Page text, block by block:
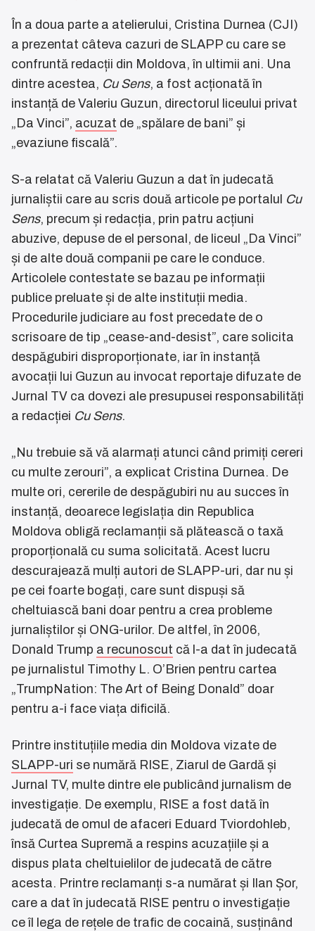
În a doua parte a atelierului, Cristina Durnea (CJI)
a prezentat câteva cazuri de SLAPP cu care se
confruntă redacții din Moldova, în ultimii ani. Una
dintre acestea, Cu Sens, a fost acționată în
instanță de Valeriu Guzun, directorul liceului privat
„Da Vinci”, acuzat de „spălare de bani” și
„evaziune fiscală”.
S-a relatat că Valeriu Guzun a dat în judecată
jurnaliștii care au scris două articole pe portalul Cu
Sens, precum și redacția, prin patru acțiuni
abuzive, depuse de el personal, de liceul „Da Vinci”
și de alte două companii pe care le conduce.
Articolele contestate se bazau pe informații
publice preluate și de alte instituții media.
Procedurile judiciare au fost precedate de o
scrisoare de tip „cease-and-desist”, care solicita
despăgubiri disproporționate, iar în instanță
avocații lui Guzun au invocat reportaje difuzate de
Jurnal TV ca dovezi ale presupusei responsabilități
a redacției Cu Sens.
„Nu trebuie să vă alarmați atunci când primiți cereri
cu multe zerouri”, a explicat Cristina Durnea. De
multe ori, cererile de despăgubiri nu au succes în
instanță, deoarece legislația din Republica
Moldova obligă reclamanții să plătească o taxă
proporțională cu suma solicitată. Acest lucru
descurajează mulți autori de SLAPP-uri, dar nu și
pe cei foarte bogați, care sunt dispuși să
cheltuiască bani doar pentru a crea probleme
jurnaliștilor și ONG-urilor. De altfel, în 2006,
Donald Trump a recunoscut că l-a dat în judecată
pe jurnalistul Timothy L. O’Brien pentru cartea
„TrumpNation: The Art of Being Donald” doar
pentru a-i face viața dificilă.
Printre instituțiile media din Moldova vizate de
SLAPP-uri se numără RISE, Ziarul de Gardă și
Jurnal TV, multe dintre ele publicând jurnalism de
investigație. De exemplu, RISE a fost dată în
judecată de omul de afaceri Eduard Tviordohleb,
însă Curtea Supremă a respins acuzațiile și a
dispus plata cheltuielilor de judecată de către
acesta. Printre reclamanți s-a numărat și Ilan Șor,
care a dat în judecată RISE pentru o investigație
ce îl lega de rețele de trafic de cocaină, susținând